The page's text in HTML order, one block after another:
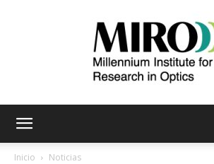
Inicio Noticias